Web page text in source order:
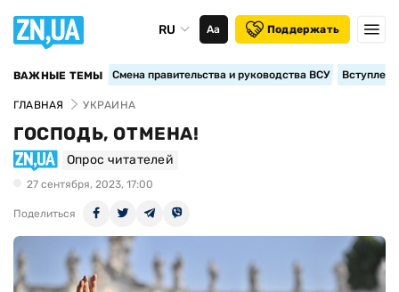
RU Аа Поддержать
ВАЖНЫЕ ТЕМЫ Смена правительства и руководства ВСУ
ГЛАВНАЯ УКРАИНА
ГОСПОДЬ, ОТМЕНА!
Опрос читателей
27 сентября, 2023, 17:00
Поделиться